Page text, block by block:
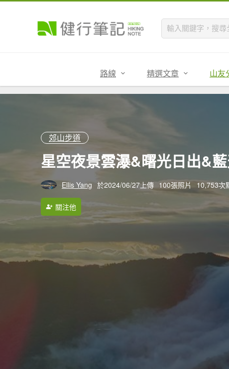
路線 精選文章 山友
郊山步道
星空夜景雲瀑&曙光日出&
Ellis Yang 於2024/06/27上傳 100張照片 10,753次
關注他